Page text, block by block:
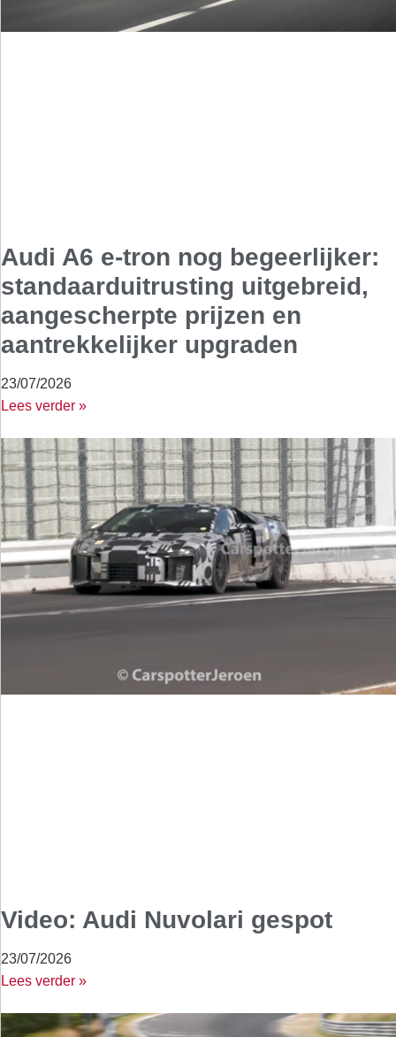
Audi A6 e-tron nog begeerlijker:
standaarduitrusting uitgebreid,
aangescherpte prijzen en
aantrekkelijker upgraden
23/07/2026
Lees verder »
Video: Audi Nuvolari gespot
23/07/2026
Lees verder »